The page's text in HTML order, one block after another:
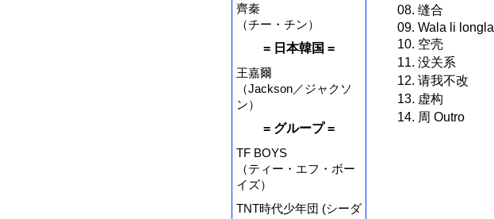
齊秦
（チー・チン）
= 日本韓国 =
王嘉爾
（Jackson／ジャクソ
ン）
= グループ =
TF BOYS
（ティー・エフ・ボー
イズ）
TNT時代少年団 (シーダ
08. 缝合
09. Wala li longla
10. 空壳
11. 没关系
12. 请我不改
13. 虚构
14. 周 Outro